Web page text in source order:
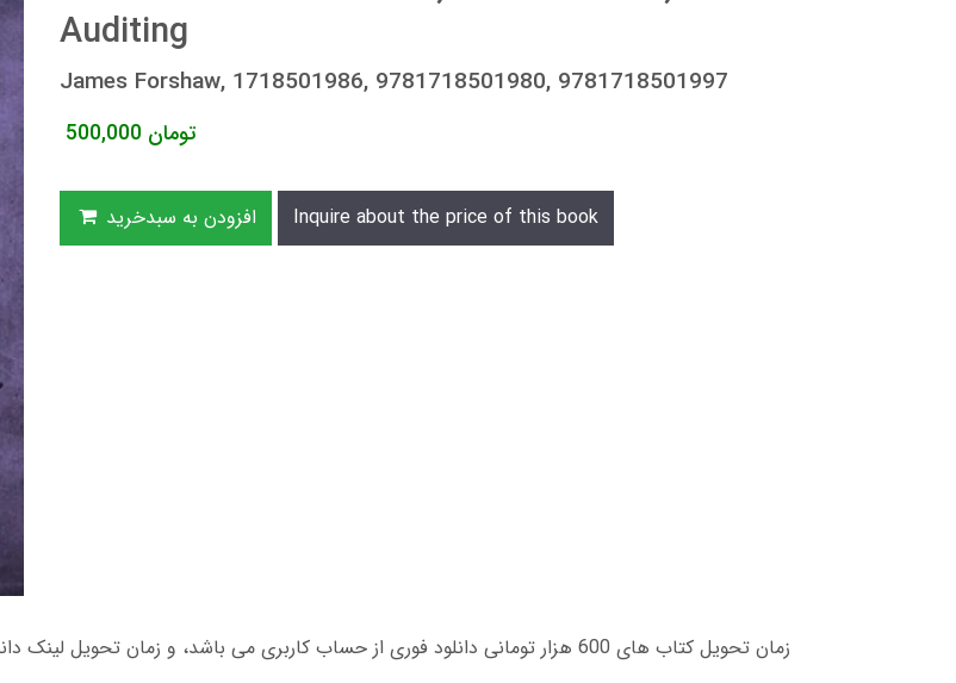
Auditing
James Forshaw, 1718501986, 9781718501980, 9781718501997
500,000 تومان
افزودن به سبدخرید Inquire about the price of this book